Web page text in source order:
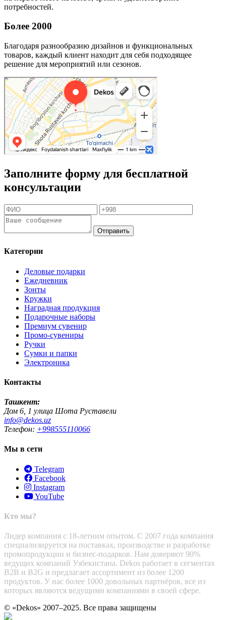
потребностей.
Более 2000
Благодаря разнообразию дизайнов и функциональных
товаров, каждый клиент находит для себя подходящее
решение для мероприятий или сезонов.
Заполните форму для бесплатной
консультации
Отправить
Категории
Деловые подарки
Ежедневник
Зонты
Кружки
Наградная продукция
Подарочные наборы
Премиум сувенир
Промо-сувениры
Ручки
Сумки и папки
Электроника
Контакты
Ташкент:
Дом 6, 1 улица Шота Руставели
info@dekos.uz
Телефон: +998555110066
Мы в сети
Telegram
Facebook
Instagram
YouTube
Кто мы?
Лидер компания с 18-летним опытом. С 2007 года компания
специализируется на поставках, производстве и разработке
промопродукции и бизнес-подарков. Нам доверяют 90%
ведущих компаний Узбекистана. Dekos работает в сегментах
B2B и B2G и предлагает ассортимент из более 1200
продуктов. У нас более 1000 довольных партнёров, все из
которых являются ведущими компаниями в своей сфере.
© «Dekos» 2007–2025. Все права защищены